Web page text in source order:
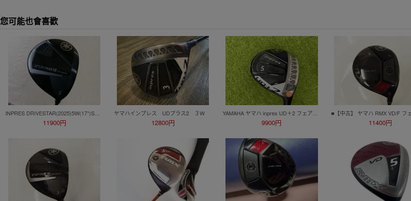
您可能也會喜歡
11900円
ヤマハインプレス UDプラス2 ３W
12800円 9900円 11400円